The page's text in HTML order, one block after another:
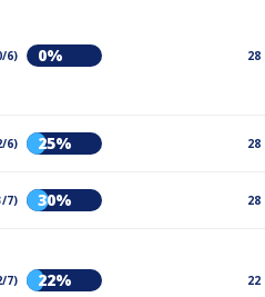
6) 0% 28
6) 25% 28
7) 30% 28
7) 22% 22